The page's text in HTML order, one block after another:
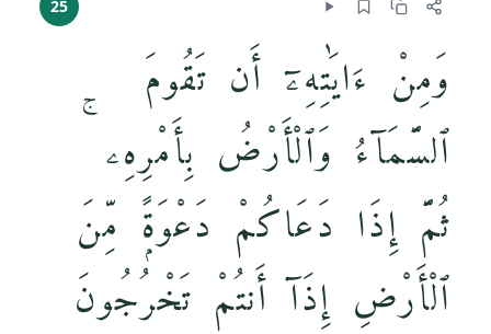
25
وَمِنْ ءَايَٰتِهِۦٓ أَن تَقُومَ
ٱلسَّمَآءُ وَٱلْأَرْضُ بِأَمْرِهِۦ ۚ
ثُمَّ إِذَا دَعَاكُمْ دَعْوَةًۭ مِّنَ
ٱلْأَرْضِ إِذَآ أَنتُمْ تَخْرُجُونَ